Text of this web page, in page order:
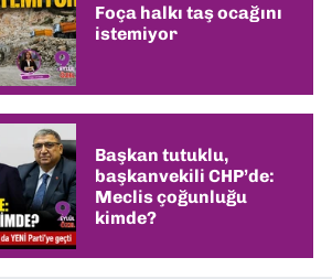
Foça halkı taş ocağını
istemiyor
Başkan tutuklu,
başkanvekili CHP’de:
Meclis çoğunluğu
kimde?